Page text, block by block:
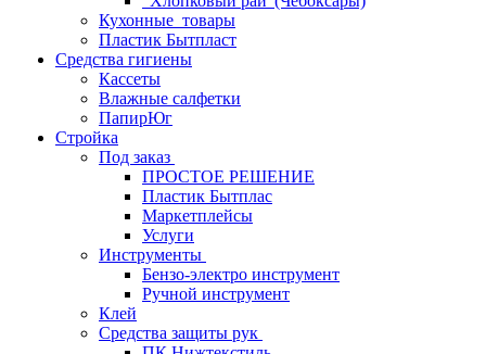
Кухонные_товары
Пластик Бытпласт
Средства гигиены
Кассеты
Влажные салфетки
ПапирЮг
Стройка
Под заказ
ПРОСТОЕ РЕШЕНИЕ
Пластик Бытплас
Маркетплейсы
Услуги
Инструменты
Бензо-электро инструмент
Ручной инструмент
Клей
Средства защиты рук